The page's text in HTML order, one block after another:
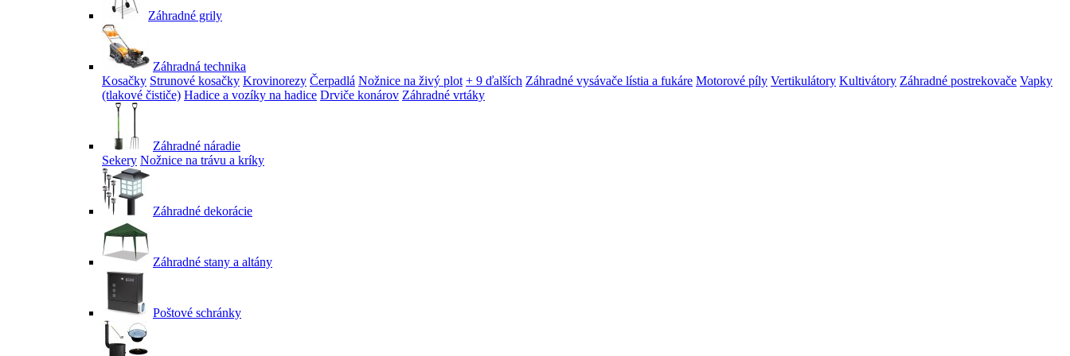
Záhradné grily
Záhradná technika
Kosačky Strunové kosačky Krovinorezy Čerpadlá Nožnice na živý plot + 9 ďalších Záhradné vysávače lístia a fukáre Motorové píly Vertikulátory Kultivátory Záhradné postrekovače Vapky
(tlakové čističe) Hadice a vozíky na hadice Drviče konárov Záhradné vrtáky
Záhradné náradie
Sekery Nožnice na trávu a kríky
Záhradné dekorácie
Záhradné stany a altány
Poštové schránky